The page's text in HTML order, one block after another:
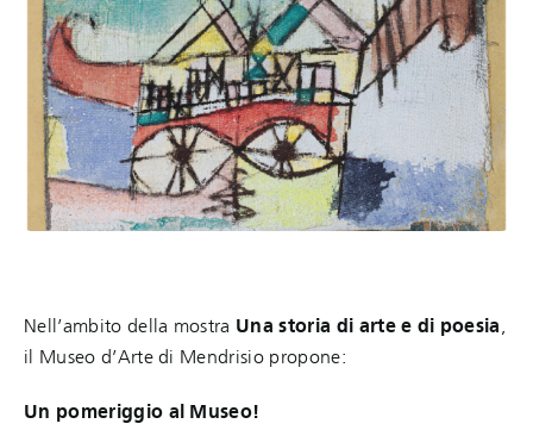
Nell’ambito della mostra Una storia di arte e di poesia
il Museo d’Arte di Mendrisio propone:
Un pomeriggio al Museo!